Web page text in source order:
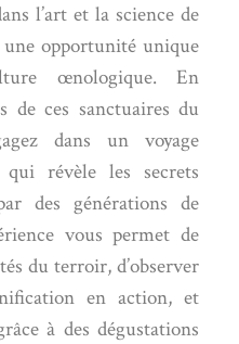
l’art et la science de
opportunité unique
œnologique. En
de ces sanctuaires du
dans un voyage
révèle les secrets
des générations de
vous permet de
du terroir, d’observer
en action, et
à des dégustations